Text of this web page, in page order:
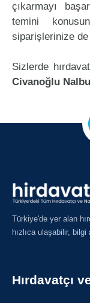
çıkarmayı
temini
siparişlerinize
Sizlerde
Civanoğlu
Türkiye'de yer alan
hızlıca ulaşabilir,
Hırdavatçı